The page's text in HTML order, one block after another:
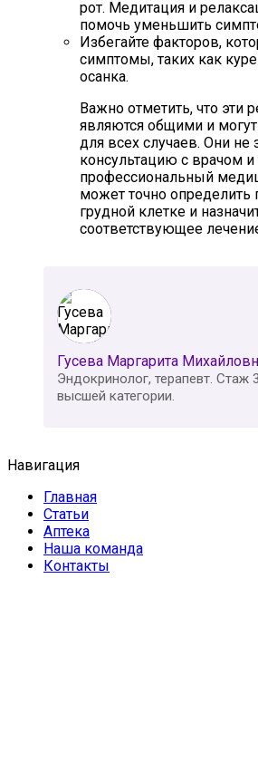
рот. Медитация и
помочь уменьшить
Избегайте факторов,
симптомы, таких как
осанка.
Важно отметить, что эти
являются общими и
для всех случаев. Они не
консультацию с врачом и
профессиональный
может точно определить
грудной клетке и
соответствующее
Гусева Маргарита
Эндокринолог, терапевт. Стаж
высшей категории.
Навигация
Главная
Статьи
Аптека
Наша команда
Контакты